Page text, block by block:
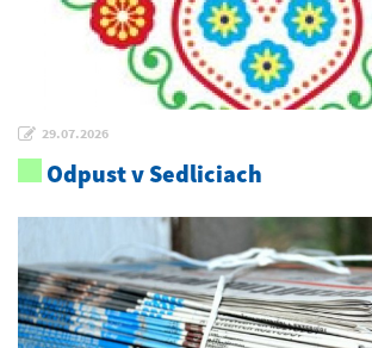
29.07.2026
Odpust v Sedliciach